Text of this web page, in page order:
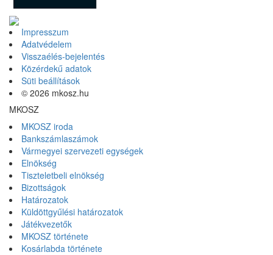
Impresszum
Adatvédelem
Visszaélés-bejelentés
Közérdekű adatok
Süti beállítások
© 2026 mkosz.hu
MKOSZ
MKOSZ iroda
Bankszámlaszámok
Vármegyei szervezeti egységek
Elnökség
Tiszteletbeli elnökség
Bizottságok
Határozatok
Küldöttgyűlési határozatok
Játékvezetők
MKOSZ története
Kosárlabda története